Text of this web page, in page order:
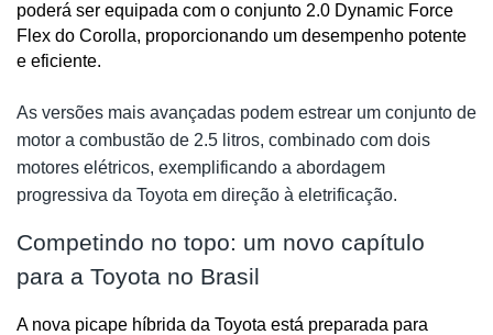
poderá ser equipada com o conjunto 2.0 Dynamic Force
Flex do Corolla, proporcionando um desempenho potente
e eficiente.
As versões mais avançadas podem estrear um conjunto de
motor a combustão de 2.5 litros, combinado com dois
motores elétricos, exemplificando a abordagem
progressiva da Toyota em direção à eletrificação.
Competindo no topo: um novo capítulo
para a Toyota no Brasil
A nova picape híbrida da Toyota está preparada para